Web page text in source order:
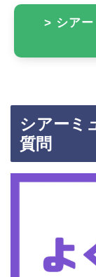
> シアー
シアーミ
質問